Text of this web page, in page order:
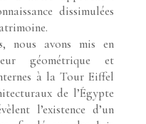
dissimulées
, nous avons mis en
géométrique et
à la Tour Eiffel
de l’Égypte
l’existence d’un